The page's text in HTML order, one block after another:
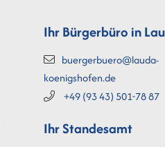
Ihr Bürgerbüro in
buergerbuero@lauda-
koenigshofen.de
+49 (9343) 501-7887
Ihr Standesamt